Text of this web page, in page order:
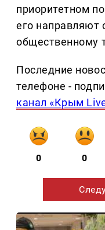
приоритетном
его
общественному
Последние
телефоне -
канал «Крым
0 0